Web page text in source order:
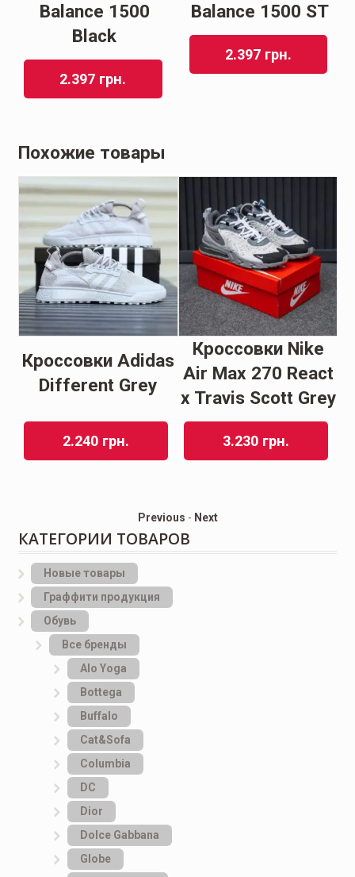
Balance 1500
Black
2.397 грн.
Balance 1500 ST
2.397 грн.
Похожие товары
Кроссовки Adidas
Different Grey
2.240 грн.
Кроссовки Nike
Air Mаx 270 Reасt
x Trаvis Scоtt Grey
3.230 грн.
Previous - Next
КАТЕГОРИИ ТОВАРОВ
Новые товары
Граффити продукция
Обувь
Все бренды
Alo Yoga
Bottеga
Buffalo
Cat&Sofa
Columbia
DC
Dior
Dolce Gabbana
Globe